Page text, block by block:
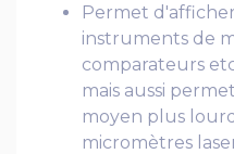
Permet
instruments de
comparateurs
mais aussi
moyen plus
micromètres